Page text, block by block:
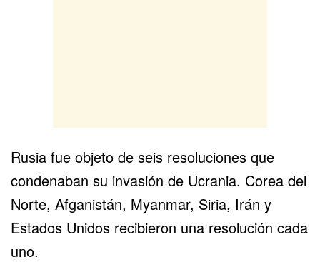
Rusia fue objeto de seis resoluciones que
condenaban su invasión de Ucrania. Corea del
Norte, Afganistán, Myanmar, Siria, Irán y
Estados Unidos recibieron una resolución cada
uno.